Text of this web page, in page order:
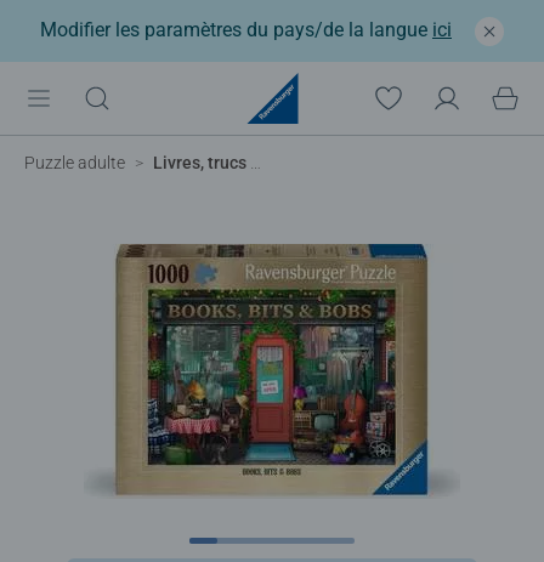
Modifier les paramètres du pays/de la langue ici
Puzzle adulte Livres, trucs & bricoles